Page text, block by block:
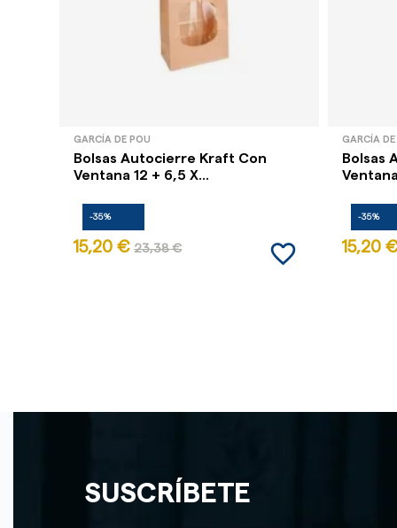
GARCÍA DE POU
Bolsas Autocierre Kraft Con
Ventana 12 + 6,5 X...
-35%
15,20 € 23,38 € favorite_border
GARCÍA DE
Bolsas
-35%
15,20 €
SUSCRÍBETE